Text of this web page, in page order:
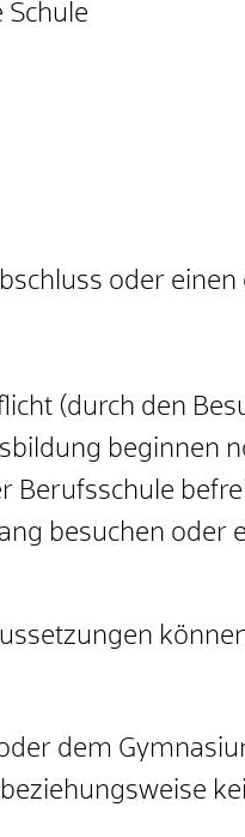
oder
(durch den
beginnen
Berufsschule
besuchen oder
dem